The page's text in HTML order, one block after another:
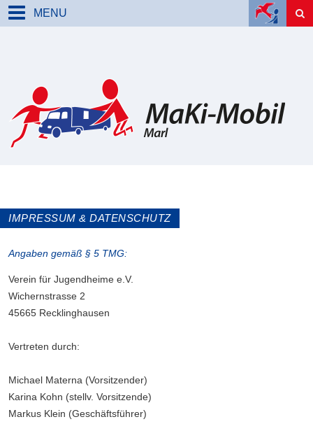
MENU
IMPRESSUM & DATENSCHUTZ
Angaben gemäß § 5 TMG:
Verein für Jugendheime e.V.
Wichernstrasse 2
45665 Recklinghausen
Vertreten durch:
Michael Materna (Vorsitzender)
Karina Kohn (stellv. Vorsitzende)
Markus Klein (Geschäftsführer)